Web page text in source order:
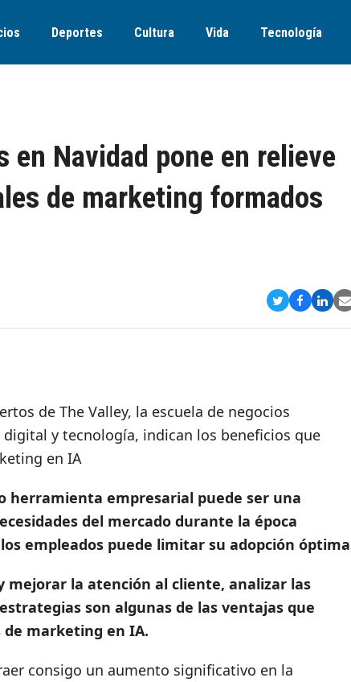
Deportes Cultura Vida Tecnología
en Navidad pone en relieve
de marketing formados
Compartir
Twitter
de The Valley, la escuela de negocios
y tecnología, indican los beneficios que
en IA
herramienta empresarial puede ser una
del mercado durante la época
empleados puede limitar su adopción
mejorar la atención al cliente, analizar las
son algunas de las ventajas que
marketing en IA.
consigo un aumento significativo en la